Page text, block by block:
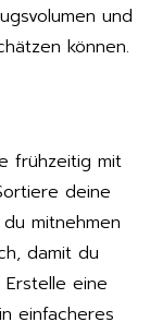
und
können.
frühzeitig mit
deine
mitnehmen
damit du
eine
einfacheres